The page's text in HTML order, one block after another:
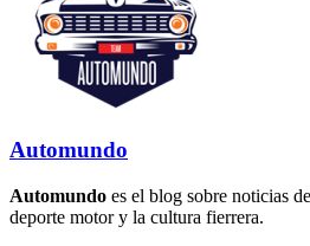
Automundo
Automundo es el blog sobre noticias
deporte motor y la cultura fierrera.